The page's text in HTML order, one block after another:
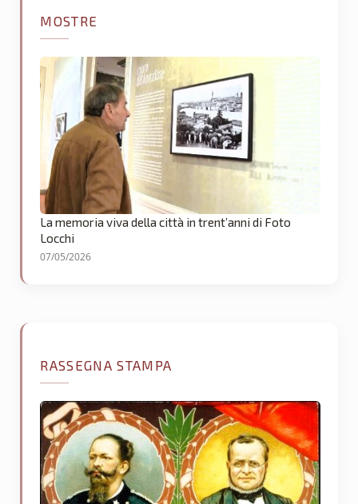
MOSTRE
La memoria viva della città in trent’anni di Foto
Locchi
07/05/2026
RASSEGNA STAMPA